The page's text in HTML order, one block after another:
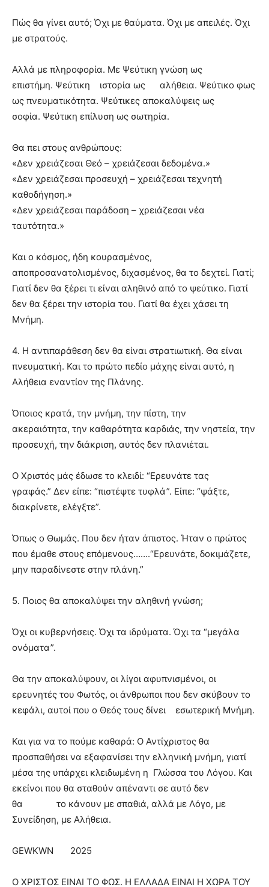
Πώς θα γίνει αυτό; Όχι με θαύματα. Όχι με απειλές. Όχι
με στρατούς.
Αλλά με πληροφορία. Με Ψεύτικη γνώση ως
επιστήμη. Ψεύτικη ιστορία ως αλήθεια. Ψεύτικο φως
ως πνευματικότητα. Ψεύτικες αποκαλύψεις ως
σοφία. Ψεύτικη επίλυση ως σωτηρία.
Θα πει στους ανθρώπους:
«Δεν χρειάζεσαι Θεό – χρειάζεσαι δεδομένα.»
«Δεν χρειάζεσαι προσευχή – χρειάζεσαι τεχνητή
καθοδήγηση.»
«Δεν χρειάζεσαι παράδοση – χρειάζεσαι νέα
ταυτότητα.»
Και ο κόσμος, ήδη κουρασμένος,
αποπροσανατολισμένος, διχασμένος, θα το δεχτεί. Γιατί;
Γιατί δεν θα ξέρει τι είναι αληθινό από το ψεύτικο. Γιατί
δεν θα ξέρει την ιστορία του. Γιατί θα έχει χάσει τη
Μνήμη.
4. Η αντιπαράθεση δεν θα είναι στρατιωτική. Θα είναι
πνευματική. Και το πρώτο πεδίο μάχης είναι αυτό, η
Αλήθεια εναντίον της Πλάνης.
Όποιος κρατά, την μνήμη, την πίστη, την
ακεραιότητα, την καθαρότητα καρδιάς, την νηστεία, την
προσευχή, την διάκριση, αυτός δεν πλανιέται.
Ο Χριστός μάς έδωσε το κλειδί: “Ερευνάτε τας
γραφάς.” Δεν είπε: “πιστέψτε τυφλά”. Είπε: “ψάξτε,
διακρίνετε, ελέγξτε”.
Όπως ο Θωμάς. Που δεν ήταν άπιστος. Ήταν ο πρώτος
που έμαθε στους επόμενους…….“Ερευνάτε, δοκιμάζετε,
μην παραδίνεστε στην πλάνη.”
5. Ποιος θα αποκαλύψει την αληθινή γνώση;
Όχι οι κυβερνήσεις. Όχι τα ιδρύματα. Όχι τα “μεγάλα
ονόματα”.
Θα την αποκαλύψουν, οι λίγοι αφυπνισμένοι, οι
ερευνητές του Φωτός, οι άνθρωποι που δεν σκύβουν το
κεφάλι, αυτοί που ο Θεός τους δίνει εσωτερική Μνήμη.
Και για να το πούμε καθαρά: Ο Αντίχριστος θα
προσπαθήσει να εξαφανίσει την ελληνική μνήμη, γιατί
μέσα της υπάρχει κλειδωμένη η Γλώσσα του Λόγου. Και
εκείνοι που θα σταθούν απέναντι σε αυτό δεν
θα το κάνουν με σπαθιά, αλλά με Λόγο, με
Συνείδηση, με Αλήθεια.
GEWKWN 2025
Ο ΧΡΙΣΤΟΣ ΕΙΝΑΙ ΤΟ ΦΩΣ. Η ΕΛΛΑΔΑ ΕΙΝΑΙ Η ΧΩΡΑ ΤΟΥ